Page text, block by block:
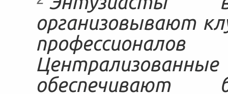
организовывают
Централизованные
обеспечивают